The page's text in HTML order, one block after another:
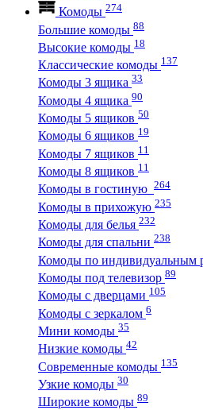
Комоды 274
Большие комоды 88
Высокие комоды 18
Классические комоды 137
Комоды 3 ящика 33
Комоды 4 ящика 90
Комоды 5 ящиков 50
Комоды 6 ящиков 19
Комоды 7 ящиков 11
Комоды 8 ящиков 11
Комоды в гостиную 264
Комоды в прихожую 235
Комоды для белья 232
Комоды для спальни 238
Комоды по индивидуальным
Комоды под телевизор 89
Комоды с дверцами 105
Комоды с зеркалом 6
Мини комоды 35
Низкие комоды 42
Современные комоды 135
Узкие комоды 30
Широкие комоды 89